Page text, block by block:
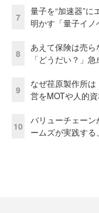
7
量子を“加速器”
明かす「量子イ
8
あえて保険は売ら
「どうだい？」
9
なぜ荏原製作所
営をMOTや人的
10
バリューチェー
ームズが実践す